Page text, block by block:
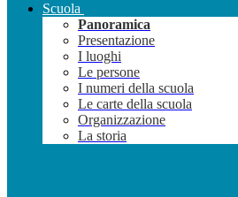
Scuola
Panoramica
Presentazione
I luoghi
Le persone
I numeri della scuola
Le carte della scuola
Organizzazione
La storia